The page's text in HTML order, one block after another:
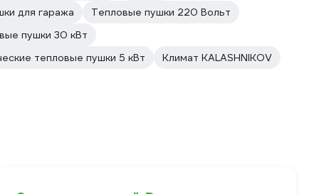
для гаража
Тепловые пушки 220 Вольт
пушки 30 кВт
тепловые пушки 5 кВт
Климат KALASHNIKOV